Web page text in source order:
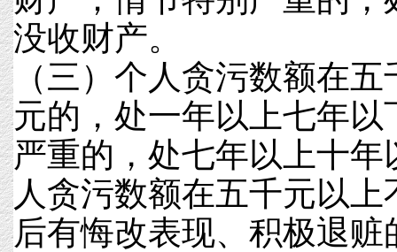
没收财产。
（三）个人贪污数额在
元的，处一年以上七年
严重的，处七年以上十
人贪污数额在五千元以
后有悔改表现、积极退